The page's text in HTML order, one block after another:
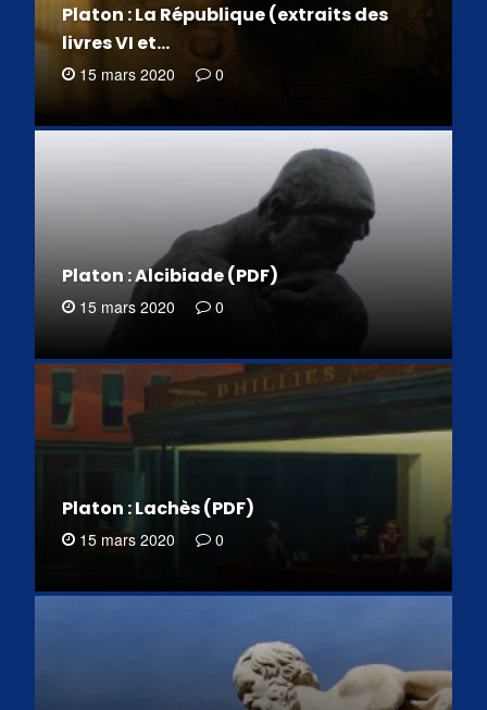
Platon : La République (extraits des
livres VI et…
15 mars 2020 0
Platon : Alcibiade (PDF)
15 mars 2020 0
Platon : Lachès (PDF)
15 mars 2020 0